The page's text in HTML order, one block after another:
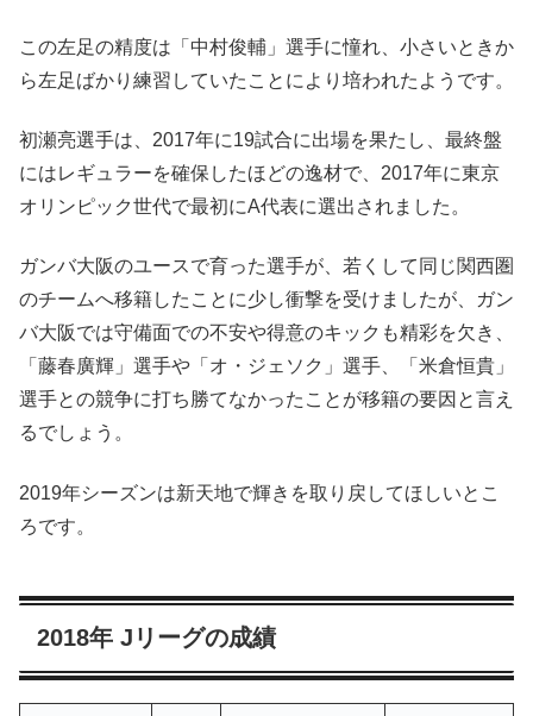
この左足の精度は「中村俊輔」選手に憧れ、小さいときか
ら左足ばかり練習していたことにより培われたようです。
初瀬亮選手は、2017年に19試合に出場を果たし、最終盤
にはレギュラーを確保したほどの逸材で、2017年に東京
オリンピック世代で最初にA代表に選出されました。
ガンバ大阪のユースで育った選手が、若くして同じ関西圏
のチームへ移籍したことに少し衝撃を受けましたが、ガン
バ大阪では守備面での不安や得意のキックも精彩を欠き、
「藤春廣輝」選手や「オ・ジェソク」選手、「米倉恒貴」
選手との競争に打ち勝てなかったことが移籍の要因と言え
るでしょう。
2019年シーズンは新天地で輝きを取り戻してほしいとこ
ろです。
2018年 Jリーグの成績